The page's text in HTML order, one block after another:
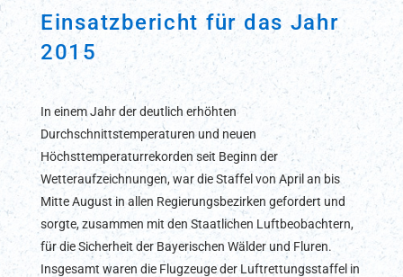
Einsatzbericht für das Jahr
2015
In einem Jahr der deutlich erhöhten
Durchschnittstemperaturen und neuen
Höchsttemperaturrekorden seit Beginn der
Wetteraufzeichnungen, war die Staffel von April an bis
Mitte August in allen Regierungsbezirken gefordert und
sorgte, zusammen mit den Staatlichen Luftbeobachtern,
für die Sicherheit der Bayerischen Wälder und Fluren.
Insgesamt waren die Flugzeuge der Luftrettungsstaffel in